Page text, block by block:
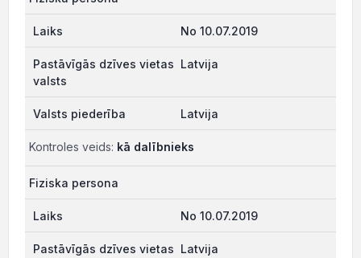
No 10.07.2019
Latvija
Latvija
Kontroles veids: kā dalībnieks
Fiziska persona
No 10.07.2019
Latvija